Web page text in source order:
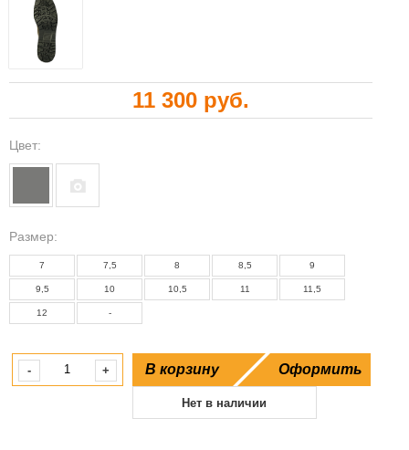
11 300 руб.
Цвет:
Paзмер:
7 7,5 8 8,5 9
9,5 10 10,5 11 11,5
12 -
- + В корзину Оформить
Нет в наличии